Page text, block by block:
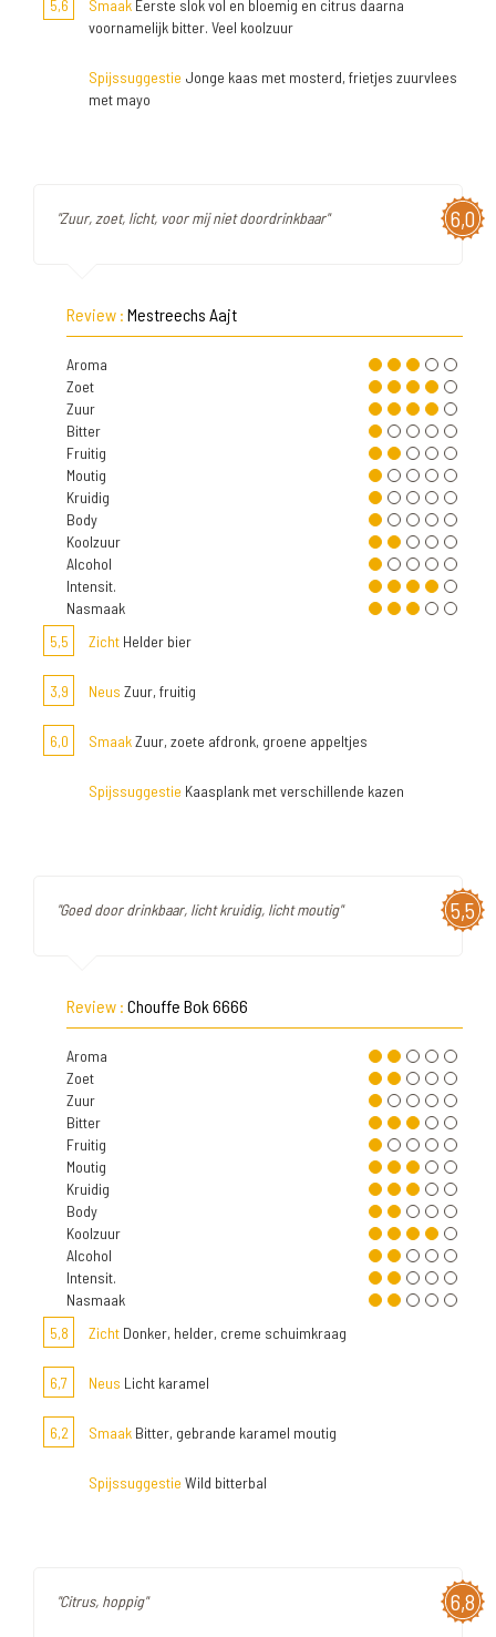
5,6 Smaak Eerste slok vol en bloemig en citrus daarna
voornamelijk bitter. Veel koolzuur
Spijssuggestie Jonge kaas met mosterd, frietjes zuurvlees
met mayo
6,0
"Zuur, zoet, licht, voor mij niet doordrinkbaar"
Review : Mestreechs Aajt
Aroma
Zoet
Zuur
Bitter
Fruitig
Moutig
Kruidig
Body
Koolzuur
Alcohol
Intensit.
Nasmaak
5,5
Zicht Helder bier
3,9 Neus Zuur, fruitig
6,0 SmaakZuur, zoete afdronk, groene appeltjes
Spijssuggestie Kaasplank met verschillende kazen
5,5
"Goed door drinkbaar, licht kruidig, licht moutig"
Review : Chouffe Bok 6666
Aroma
Zoet
Zuur
Bitter
Fruitig
Moutig
Kruidig
Body
Koolzuur
Alcohol
Intensit.
Nasmaak
5,8
Zicht Donker, helder, creme schuimkraag
6,7 Neus Licht karamel
6,2 Smaak Bitter, gebrande karamel moutig
Spijssuggestie Wild bitterbal
6,8
"Citrus, hoppig"